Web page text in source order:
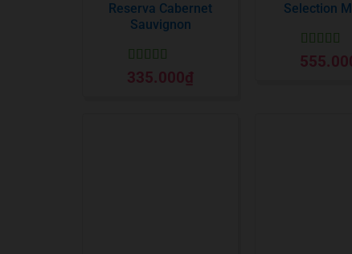
Reserva Cabernet
Sauvignon
Được xếp
hạng55 sao
335.000₫
Selection
Được xếp
hạng55